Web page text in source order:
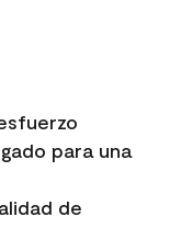
para una
de